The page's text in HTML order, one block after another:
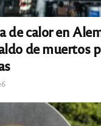
de calor en
de muertos